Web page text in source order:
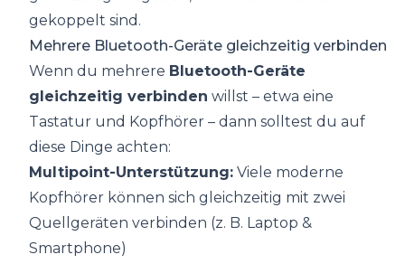
gekoppelt sind.
Mehrere Bluetooth-Geräte gleichzeitig verbinden
Wenn du mehrere Bluetooth-Geräte
gleichzeitig verbinden willst – etwa eine
Tastatur und Kopfhörer – dann solltest du auf
diese Dinge achten:
Multipoint-Unterstützung: Viele moderne
Kopfhörer können sich gleichzeitig mit zwei
Quellgeräten verbinden (z. B. Laptop &
Smartphone)